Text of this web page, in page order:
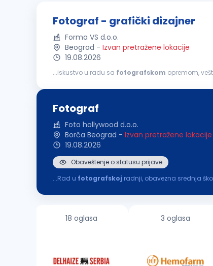
Fotograf - grafički dizajner
Forma VS d.o.o.
Beograd - Izvan pretražene lokacije
19.08.2026
...iskustvo u radu sa fotografskom opremom,
Fotograf
Foto hollywood d.o.o.
Borča Beograd - Izvan pretražene lokacije
19.08.2026
Obaveštenje o statusu prijave
...Rad u fotografskoj radnji, obavezna srednja
18 oglasa 3 oglasa